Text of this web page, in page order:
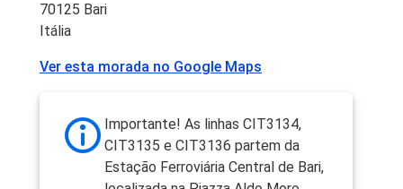
70125 Bari
Itália
Ver esta morada no Google Maps
Importante! As linhas CIT3134,
CIT3135 e CIT3136 partem da
Estação Ferroviária Central de Bari,